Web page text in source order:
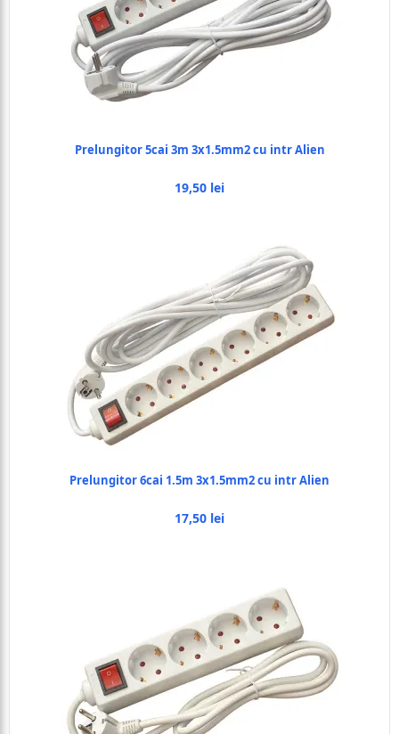
Prelungitor 5cai 3m 3x1.5mm2 cu intr Alien
19,50 lei
Prelungitor 6cai 1.5m 3x1.5mm2 cu intr Alien
17,50 lei